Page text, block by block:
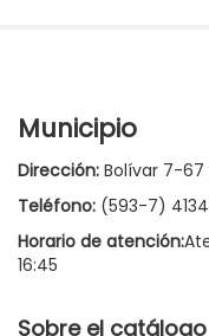
Municipio
Dirección: Bolívar 7-67
Teléfono: (593-7)
Horario de atención:
16:45
Sobre el catálogo